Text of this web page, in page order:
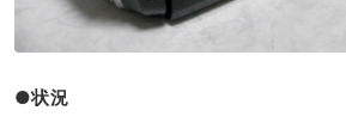
●状況